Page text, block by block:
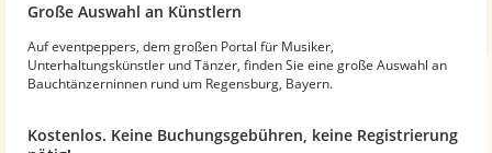
Große Auswahl an Künstlern
Auf eventpeppers, dem großen Portal für Musiker,
Unterhaltungskünstler und Tänzer, finden Sie eine große Auswahl an
Bauchtänzerninnen rund um Regensburg, Bayern.
Kostenlos. Keine Buchungsgebühren, keine Registrierung